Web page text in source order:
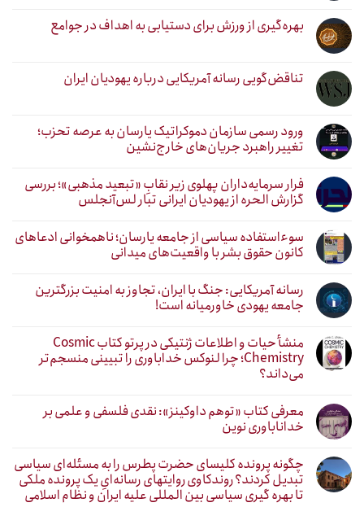
بهره‌گیری از ورزش برای دستیابی به اهداف در جوامع
تناقض‌گویی رسانه آمریکایی درباره یهودیان ایران
ورود رسمی سازمان دموکراتیک یارسان به عرصه تحزب؛
تغییر راهبرد جریان‌های خارج‌نشین
فرار سرمایه‌داران پهلوی زیر نقابِ «تبعید مذهبی»؛ بررسی
گزارش الحره از یهودیان ایرانی تبار لس‌آنجلس
سوءاستفاده سیاسی از جامعه یارسان؛ ناهمخوانی ادعاهای
کانون حقوق بشر با واقعیت‌های میدانی
رسانه آمریکایی: جنگ با ایران، تجاوز به امنیت بزرگترین
جامعه یهودی خاورمیانه است!
منشأ حیات و اطلاعات ژنتیکی در پرتو کتاب Cosmic
Chemistry؛ چرا لنوکس خداباوری را تبیینی منسجم‌تر
می‌داند؟
معرفی کتاب «توهم داوکینز»: نقدی فلسفی و علمی بر
خداناباوری نوین
چگونه پرونده کلیسای حضرت پطرس را به مسئله‌ای سیاسی
تبدیل کردند؟ روندکاوی روایتهای رسانه‌ایِ یک پرونده ملکی
تا بهره گیری سیاسی بین المللی علیه ایران و نظام اسلامی